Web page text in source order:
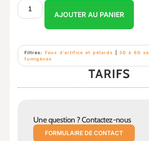
AJOUTER AU PANIER
Filtres: Feux d’artifice et pétards |30 à 60
fumigènes
TARIFS
Une question ? Contactez-nous
FORMULAIRE DE CONTACT